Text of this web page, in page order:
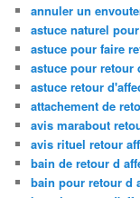
annuler un
astuce naturel
astuce pour faire
astuce pour retour
astuce retour
attachement de
avis marabout
avis rituel retour
bain de retour d
bain pour retour d